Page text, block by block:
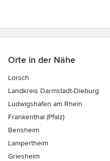
Orte in der Nähe
Lorsch
Landkreis Darmstadt-Dieburg
Ludwigshafen am Rhein
Frankenthal (Pfalz)
Bensheim
Lampertheim
Griesheim